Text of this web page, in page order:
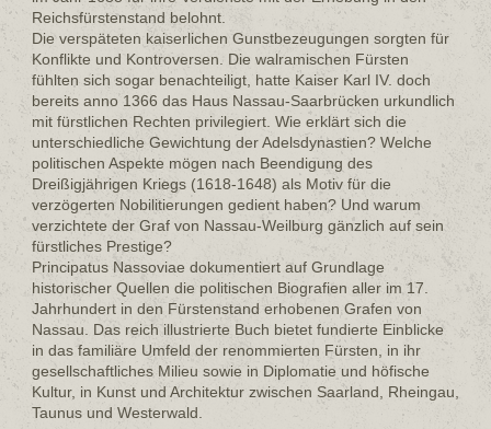
Reichsfürstenstand belohnt.
Die verspäteten kaiserlichen Gunstbezeugungen sorgten für
Konflikte und Kontroversen. Die walramischen Fürsten
fühlten sich sogar benachteiligt, hatte Kaiser Karl IV. doch
bereits anno 1366 das Haus Nassau-Saarbrücken urkundlich
mit fürstlichen Rechten privilegiert. Wie erklärt sich die
unterschiedliche Gewichtung der Adelsdynastien? Welche
politischen Aspekte mögen nach Beendigung des
Dreißigjährigen Kriegs (1618-1648) als Motiv für die
verzögerten Nobilitierungen gedient haben? Und warum
verzichtete der Graf von Nassau-Weilburg gänzlich auf sein
fürstliches Prestige?
Principatus Nassoviae dokumentiert auf Grundlage
historischer Quellen die politischen Biografien aller im 17.
Jahrhundert in den Fürstenstand erhobenen Grafen von
Nassau. Das reich illustrierte Buch bietet fundierte Einblicke
in das familiäre Umfeld der renommierten Fürsten, in ihr
gesellschaftliches Milieu sowie in Diplomatie und höfische
Kultur, in Kunst und Architektur zwischen Saarland, Rheingau,
Taunus und Westerwald.